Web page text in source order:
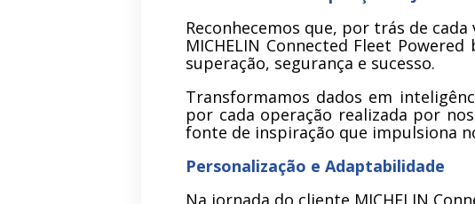
Reconhecemos que, por trás de
MICHELIN Connected Fleet
superação, segurança e sucesso.
Transformamos dados em
por cada operação realizada por
fonte de inspiração que impulsiona
Personalização e Adaptabilidade
Na jornada do cliente MICHELIN